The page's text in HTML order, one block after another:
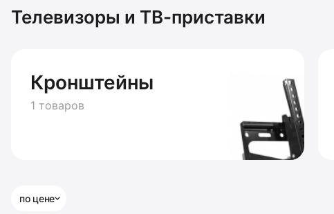
Телевизоры и ТВ-приставки
Кронштейны
1 товаров
по цене